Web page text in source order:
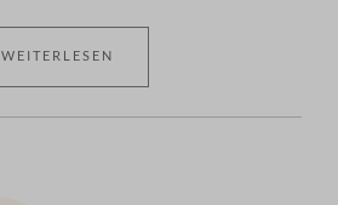
WEITERLESEN